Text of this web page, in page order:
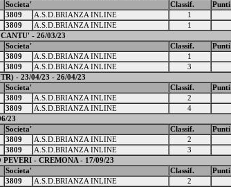
Societa' Classif.
Punti
3809 A.S.D.BRIANZA INLINE 1
3809 A.S.D.BRIANZA INLINE 1
- 26/03/23
Societa' Classif.
Punti
3809 A.S.D.BRIANZA INLINE 1
3809 A.S.D.BRIANZA INLINE 3
- 23/04/23 - 26/04/23
Societa' Classif.
Punti
3809 A.S.D.BRIANZA INLINE 2
3809 A.S.D.BRIANZA INLINE 4
23
Societa' Classif.
Punti
3809 A.S.D.BRIANZA INLINE 2
3809 A.S.D.BRIANZA INLINE 3
- CREMONA - 17/09/23
Societa' Classif.
Punti
3809 A.S.D.BRIANZA INLINE 2